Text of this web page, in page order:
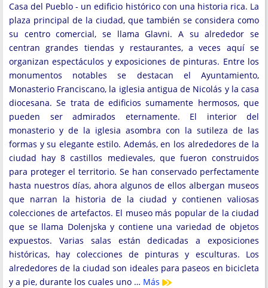
Casa del Pueblo - un edificio histórico con una historia rica. La
plaza principal de la ciudad, que también se considera como
su centro comercial, se llama Glavni. A su alrededor se
centran grandes tiendas y restaurantes, a veces aquí se
organizan espectáculos y exposiciones de pinturas. Entre los
monumentos notables se destacan el Ayuntamiento,
Monasterio Franciscano, la iglesia antigua de Nicolás y la casa
diocesana. Se trata de edificios sumamente hermosos, que
pueden ser admirados eternamente. El interior del
monasterio y de la iglesia asombra con la sutileza de las
formas y su elegante estilo. Además, en los alrededores de la
ciudad hay 8 castillos medievales, que fueron construidos
para proteger el territorio. Se han conservado perfectamente
hasta nuestros días, ahora algunos de ellos albergan museos
que narran la historia de la ciudad y contienen valiosas
colecciones de artefactos. El museo más popular de la ciudad
que se llama Dolenjska y contiene una variedad de objetos
expuestos. Varias salas están dedicadas a exposiciones
históricas, hay colecciones de pinturas y esculturas. Los
alrededores de la ciudad son ideales para paseos en bicicleta
y a pie, durante los cuales uno … Más